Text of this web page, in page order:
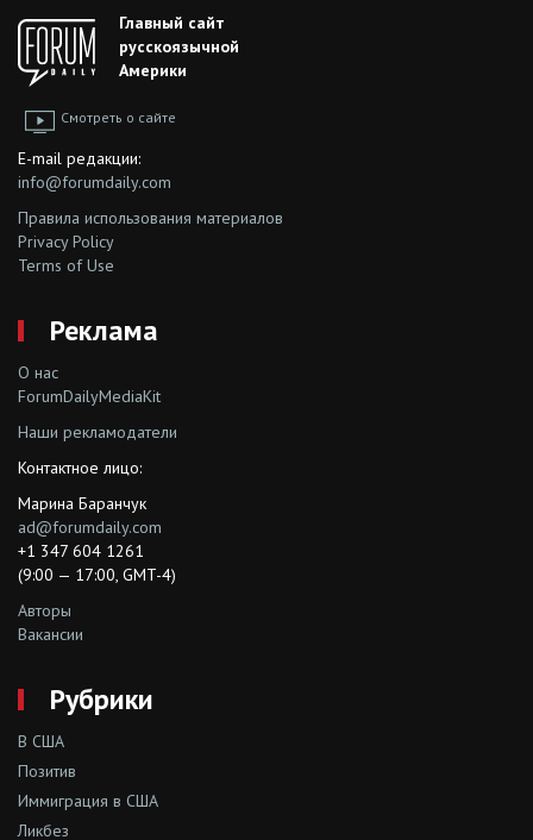
Главный сайт
русскоязычной
Америки
Смотреть о сайте
E-mail редакции:
info@forumdaily.com
Правила использования материалов
Privacy Policy
Terms of Use
Реклама
О нас
ForumDailyMediaKit
Наши рекламодатели
Контактное лицо:
Марина Баранчук
ad@forumdaily.com
+1 347 604 1261
(9:00 — 17:00, GMT-4)
Авторы
Вакансии
Рубрики
В США
Позитив
Иммиграция в США
Ликбез